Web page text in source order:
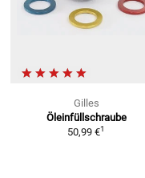
Gilles
Öleinfüllschraube
50,99 €1